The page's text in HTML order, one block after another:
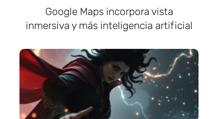
Google Maps incorpora vista
inmersiva y más inteligencia artificial